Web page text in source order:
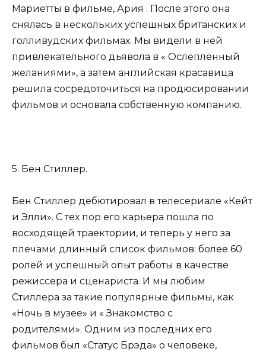
Мариетты в фильме, Ария . После этого она
снялась в нескольких успешных британских и
голливудских фильмах. Мы видели в ней
привлекательного дьявола в « Ослеплённый
желаниями», а затем английская красавица
решила сосредоточиться на продюсировании
фильмов и основала собственную компанию.
5. Бен Стиллер.
Бен Стиллер дебютировал в телесериале «Кейт
и Элли». С тех пор его карьера пошла по
восходящей траектории, и теперь у него за
плечами длинный список фильмов: более 60
ролей и успешный опыт работы в качестве
режиссера и сценариста. И мы любим
Стиллера за такие популярные фильмы, как
«Ночь в музее» и « Знакомство с
родителями». Одним из последних его
фильмов был «Статус Брэда» о человеке,